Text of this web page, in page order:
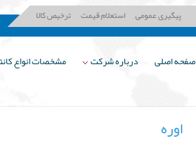
ترخیص کالا استعلام قیمت پیگیری عمومی
صفحه اصلی درباره شرکت مشخصات انواع
اوره